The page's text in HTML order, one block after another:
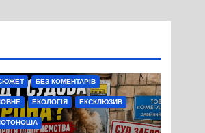
БЕЗ КОМЕНТАРІВ
ЕКОЛОГІЯ ЕКСКЛЮЗИВ